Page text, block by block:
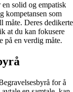
en solid og empatisk
kompetansen som
måte. Deres dedikerte
at du kan fokusere
på en verdig måte.
for å